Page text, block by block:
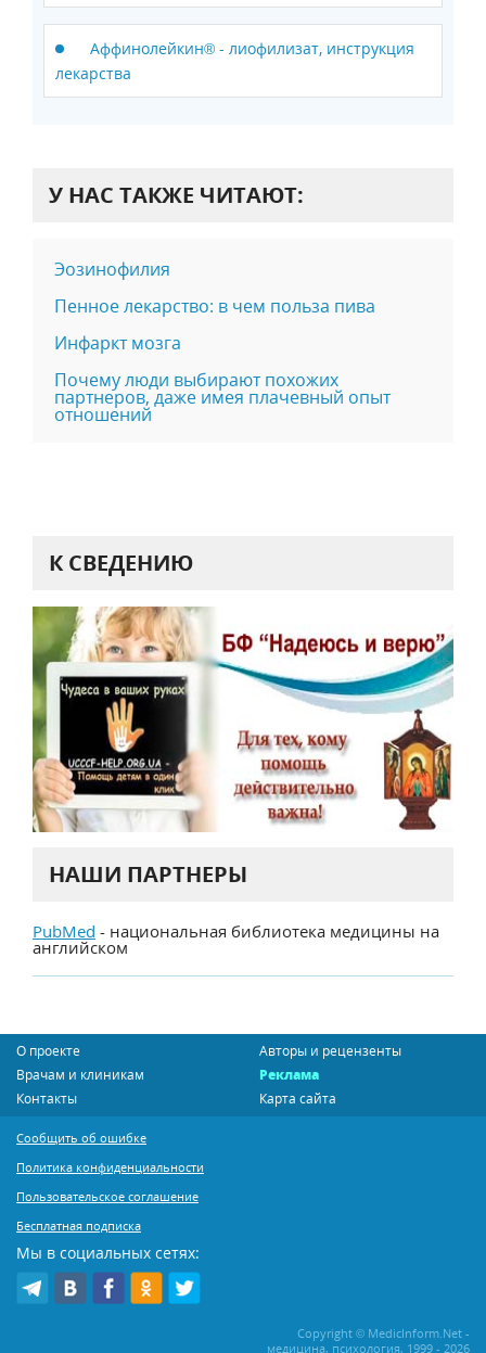
Аффинолейкин® - лиофилизат, инструкция
лекарства
У НАС ТАКЖЕ ЧИТАЮТ:
Эозинофилия
Пенное лекарство: в чем польза пива
Инфаркт мозга
Почему люди выбирают похожих
партнеров, даже имея плачевный опыт
отношений
К СВЕДЕНИЮ
НАШИ ПАРТНЕРЫ
PubMed - национальная библиотека медицины на
английском
О проекте
Авторы и рецензенты
Врачам и клиникам
Реклама
Контакты
Карта сайта
Сообщить об ошибке
Политика конфиденциальности
Пользовательское соглашение
Бесплатная подписка
Мы в социальных сетях:
Copyright © MedicInform.Net -
медицина, психология, 1999 - 2026